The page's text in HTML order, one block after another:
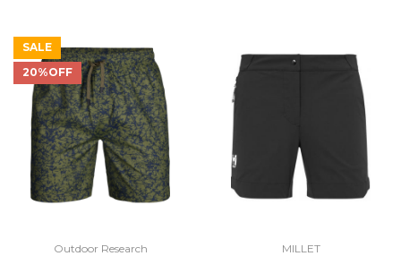
SALE
20%OFF
Outdoor Research MILLET